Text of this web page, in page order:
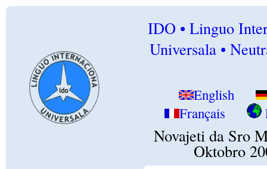
IDO • Linguo
Universala •
English
Français
Novajeti da Sro
Oktobro